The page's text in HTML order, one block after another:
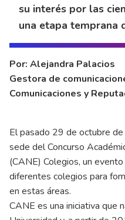
su interés por las
una etapa temprana
Por: Alejandra Palacios
Gestora de
Comunicaciones y
El pasado 29 de octubre
sede del Concurso
(CANE) Colegios, un
diferentes colegios para
en estas áreas.
CANE es una iniciativa que